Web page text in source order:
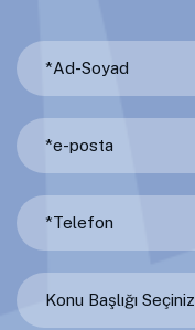
Konu Başlığı Seçiniz